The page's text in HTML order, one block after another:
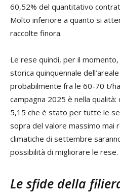
60,52% del quantitativo
Molto inferiore a quanto si
raccolte finora.
Le rese quindi, per il
storica quinquennale
probabilmente fra le 60-70 t/
campagna 2025 è nella
5,15 che è stato per tutte le
sopra del valore massimo mai
climatiche di settembre
possibilità di migliorare le rese.
Le sfide della